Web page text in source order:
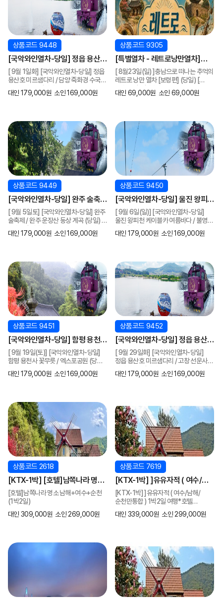
상품코드 9448
[국악와인열차-당일] 정읍 용산호
미르샘다리 / 담양 죽화경 수국
+죽녹원 (당일) [ 9월 1일화]
[서울역, 영등포역, 수원역,
평택역, 천안역,서대전역]
[ 9월 1일화] [국악와인열차-당일] 정읍
용산호 미르샘다리 / 담양 죽화경 수국
+죽녹원 (당일) [서울역, 영등포역,
수원역, 평택역, 천안역,서대전역]
대인 179,000원 소인 169,000원
상품코드 9305
[특별열차 - 레트로낭만열차]
충남으로 떠나는 추억의 레트로
낭만 열차 [보령편] (당일) [
8월23일(일) ] [서울역,영등포역,
수원역,천안역 ]
[ 8월23일(일) ]충남으로 떠나는 추억의
레트로 낭만 열차 [보령편] (당일) [
8월23일(일) ] [서울역,영등포역,
수원역,천안역 ]
대인 69,000원 소인 69,000원
상품코드 9449
[국악와인열차-당일] 완주 술축제
/ 완주 운장산 동상 계곡 (당일) [
9월 5일토] [서울역, 영등포역,
수원역, 평택역, 천안역,서대전역]
[ 9월 5일토] [국악와인열차-당일] 완주
술축제 / 완주 운장산 동상 계곡 (당일) [
9월 5일토] [서울역, 영등포역, 수원역,
평택역, 천안역,서대전역]
대인 179,000원 소인 169,000원
상품코드 9450
[국악와인열차-당일] 울진 왕피천
케이블카 여름바다 / 불영사
(당일) [ 9월 6일(일)] [서울역,
영등포역, 수원역, 평택역,
천안역]
[ 9월 6일(일)] [국악와인열차-당일]
울진 왕피천 케이블카 여름바다 / 불영사
(당일) [서울역, 영등포역, 수원역,
평택역, 천안역]
대인 179,000원 소인 169,000원
상품코드 9451
[국악와인열차-당일] 함평 용천사
꽃무릇 / 엑스포공원 (당일) [ 9월
19일(토)] [서울역, 영등포역,
수원역, 평택역, 천안역,서대전역]
[ 9월 19일(토)] [국악와인열차-당일]
함평 용천사 꽃무릇 / 엑스포공원 (당일)
[서울역, 영등포역, 수원역, 평택역,
천안역,서대전역]
대인 179,000원 소인 169,000원
상품코드 9452
[국악와인열차-당일] 정읍 용산호
미르샘다리 / 고창 선운사 상사화
(당일) [ 9월 29일화] [서울역,
영등포역, 수원역, 평택역, 천안역,
서대전역]
[ 9월 29일화] [국악와인열차-당일]
정읍 용산호 미르샘다리 / 고창 선운사
상사화 (당일) [서울역, 영등포역,
수원역, 평택역, 천안역,서대전역]
대인 179,000원 소인 169,000원
상품코드 2618
[KTX-1박] [호텔]남쪽나라 명소
남해+여수+순천 (1박2일)
[호텔]남쪽나라 명소 남해+여수+순천
(1박2일)
대인 309,000원 소인 269,000원
상품코드 7619
[KTX-1박] ]유유자적 ( 여수/
남해/순천만통합 ) 1박2일 여행*
호텔*-8명부터~ [3월부터11월]
[KTX-1박] ]유유자적 ( 여수/남해/
순천만통합 ) 1박2일 여행*호텔
*-8명부터~ [3월부터11월]
대인 339,000원 소인 299,000원